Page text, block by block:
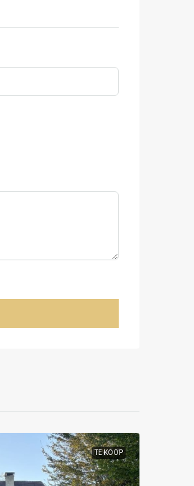
TE KOOP